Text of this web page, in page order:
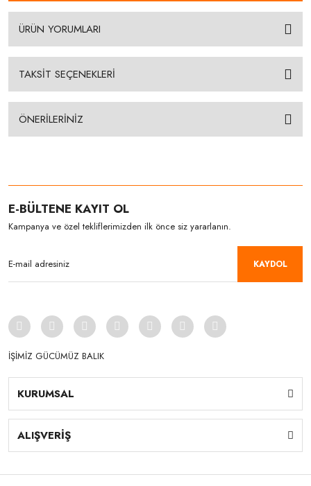
ÜRÜN YORUMLARI
TAKSİT SEÇENEKLERİ
ÖNERİLERİNİZ
E-BÜLTENE KAYIT OL
Kampanya ve özel tekliflerimizden ilk önce siz yararlanın.
KAYDOL
İŞİMİZ GÜCÜMÜZ BALIK
KURUMSAL
ALIŞVERİŞ